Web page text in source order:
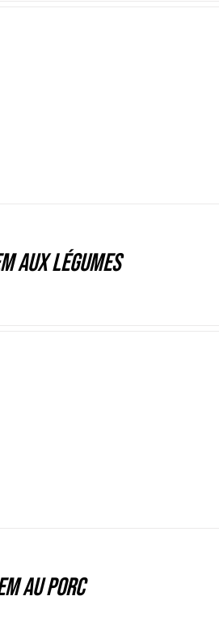
aux légumes
au porc